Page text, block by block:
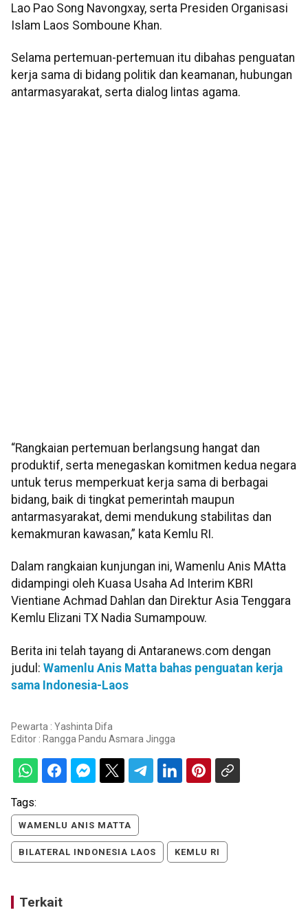
Lao Pao Song Navongxay, serta Presiden Organisasi
Islam Laos Somboune Khan.
Selama pertemuan-pertemuan itu dibahas penguatan
kerja sama di bidang politik dan keamanan, hubungan
antarmasyarakat, serta dialog lintas agama.
“Rangkaian pertemuan berlangsung hangat dan
produktif, serta menegaskan komitmen kedua negara
untuk terus memperkuat kerja sama di berbagai
bidang, baik di tingkat pemerintah maupun
antarmasyarakat, demi mendukung stabilitas dan
kemakmuran kawasan,” kata Kemlu RI.
Dalam rangkaian kunjungan ini, Wamenlu Anis MAtta
didampingi oleh Kuasa Usaha Ad Interim KBRI
Vientiane Achmad Dahlan dan Direktur Asia Tenggara
Kemlu Elizani TX Nadia Sumampouw.
Berita ini telah tayang di Antaranews.com dengan
judul: Wamenlu Anis Matta bahas penguatan kerja
sama Indonesia-Laos
Pewarta : Yashinta Difa
Editor : Rangga Pandu Asmara Jingga
Tags:
WAMENLU ANIS MATTA
BILATERAL INDONESIA LAOS KEMLU RI
Terkait